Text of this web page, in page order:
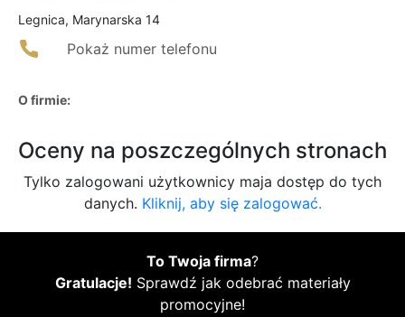
Legnica, Marynarska 14
Pokaż numer telefonu
O firmie:
Oceny na poszczególnych stronach
Tylko zalogowani użytkownicy maja dostęp do tych
danych. Kliknij, aby się zalogować.
To Twoja firma?
Gratulacje! Sprawdź jak odebrać materiały
promocyjne!